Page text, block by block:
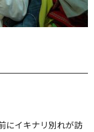
にイキナリ別れが訪